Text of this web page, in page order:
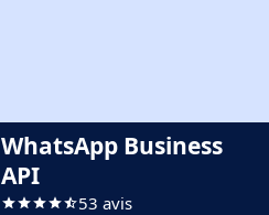
WhatsApp Business
API
53 avis